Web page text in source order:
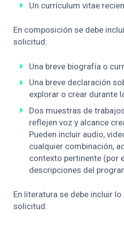
Un currículum vitae
En composición se debe
solicitud:
Una breve biografía o
Una breve declaración
explorar o crear durante
Dos muestras de
reflejen voz y alcance
Pueden incluir audio,
cualquier combinación,
contexto pertinente (por
descripciones del
En literatura se debe incluir
solicitud: